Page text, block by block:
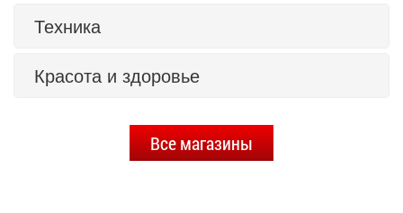
Техника
Красота и здоровье
Все магазины